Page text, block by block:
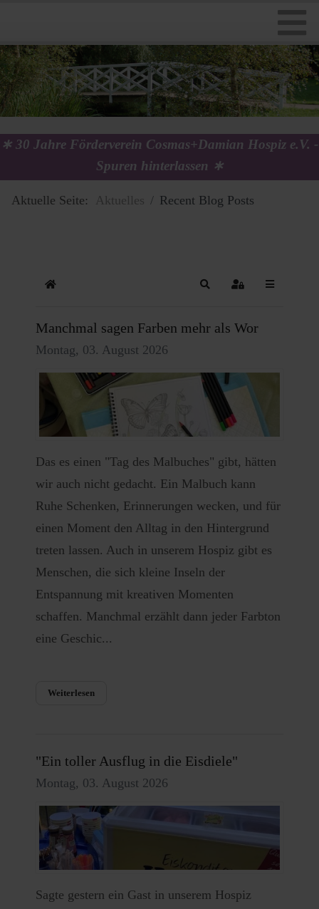
Vorstand
Mitgliedschaft
Chronik
Downloads
Ambulanter Hospizdienst
Stationäres Hospiz
Kreative Könner
Trauerbegleitung
Trauercafé
Geschlossene Trauergruppe
After-Work-TrauerTreff
Ihre Spende Verwendung
∗ 30 Jahre Förderverein Cosmas+Damian Hospiz e.V. -
Spuren hinterlassen ∗
Aktuelle Seite: Aktuelles Recent Blog Posts
Home SearchSign In
Manchmal sagen Farben mehr als Wor
Montag, 03. August 2026
Das es einen "Tag des Malbuches" gibt, hätten
wir auch nicht gedacht. Ein Malbuch kann
Ruhe Schenken, Erinnerungen wecken, und für
einen Moment den Alltag in den Hintergrund
treten lassen. Auch in unserem Hospiz gibt es
Menschen, die sich kleine Inseln der
Entspannung mit kreativen Momenten
schaffen. Manchmal erzählt dann jeder Farbton
eine Geschic...
Weiterlesen
"Ein toller Ausflug in die Eisdiele"
Montag, 03. August 2026
Sagte gestern ein Gast in unserem Hospiz